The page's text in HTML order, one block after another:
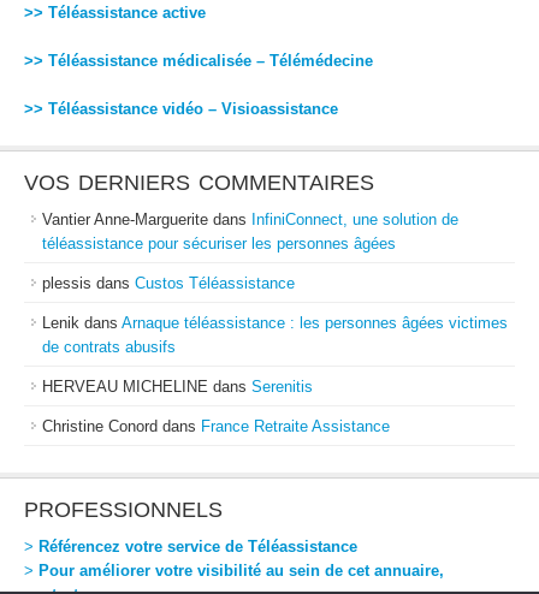
>> Téléassistance active
>> Téléassistance médicalisée – Télémédecine
>> Téléassistance vidéo – Visioassistance
VOS DERNIERS COMMENTAIRES
Vantier Anne-Marguerite dans InfiniConnect, une solution de
téléassistance pour sécuriser les personnes âgées
plessis dans Custos Téléassistance
Lenik dans Arnaque téléassistance : les personnes âgées victimes
de contrats abusifs
HERVEAU MICHELINE dans Serenitis
Christine Conord dans France Retraite Assistance
PROFESSIONNELS
> Référencez votre service de Téléassistance
> Pour améliorer votre visibilité au sein de cet annuaire,